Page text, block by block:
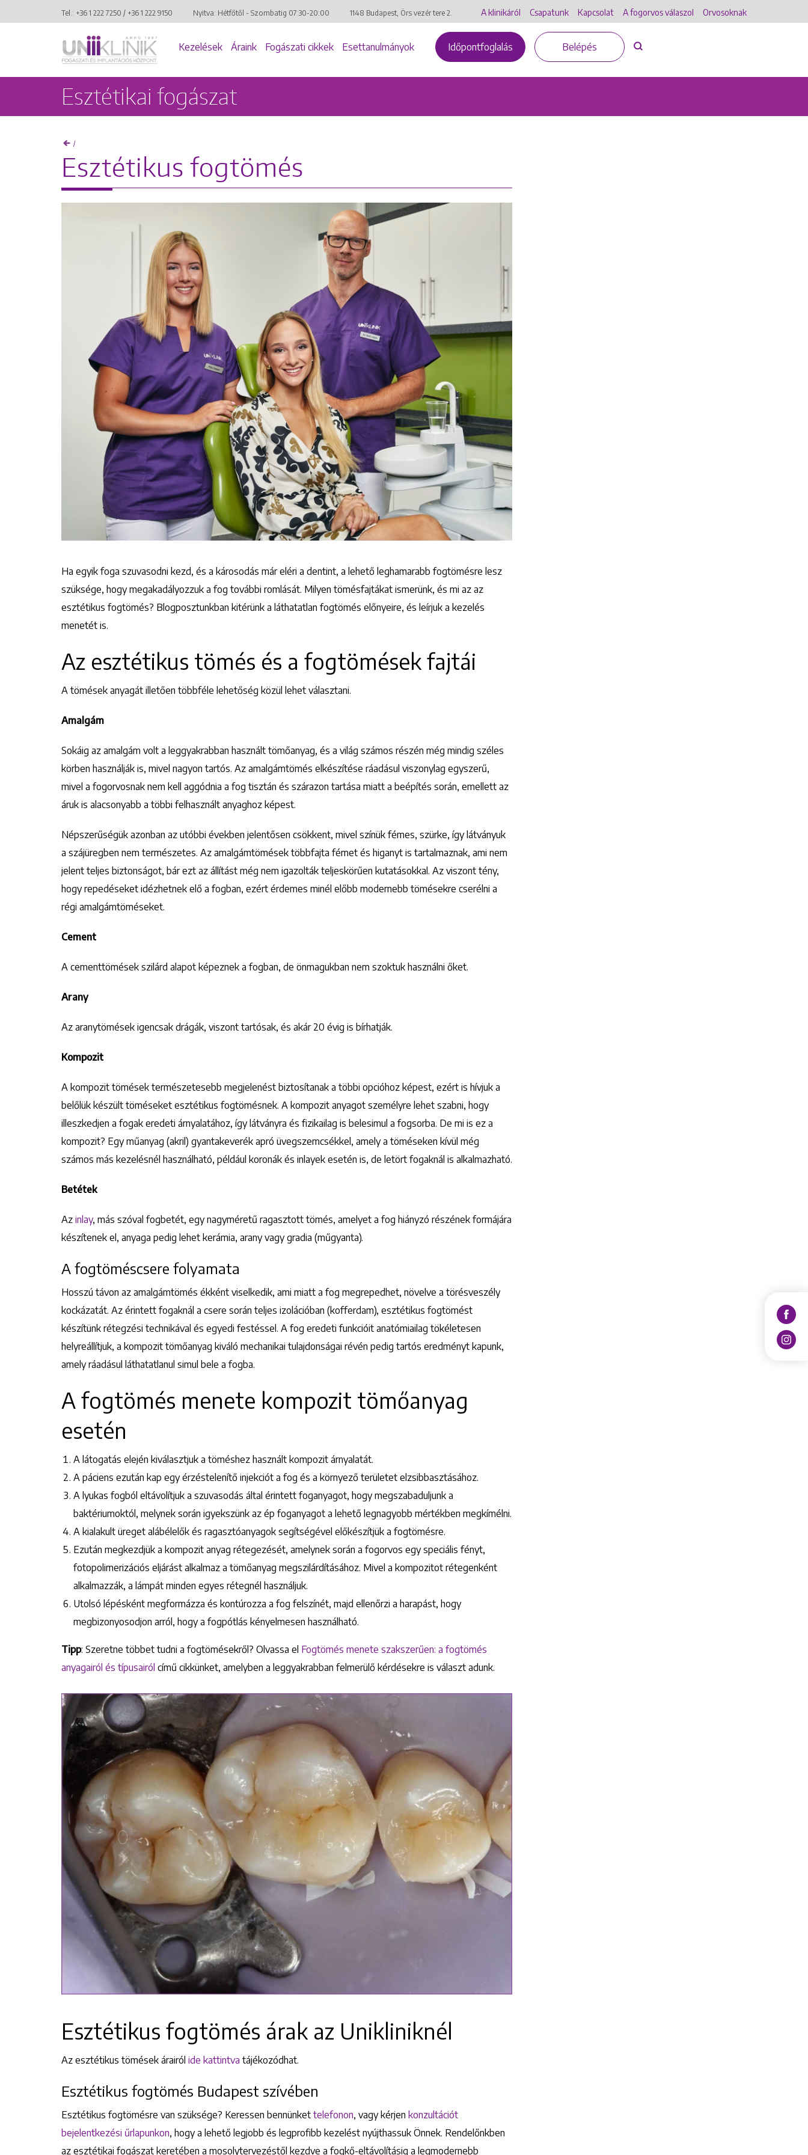
Tel.: +36 1 222 7250 / +36 1 222 9150 Nyitva: Hétfőtől - Szombatig 07:30-20:00 1148 Budapest, Örs vezér tere 2. A klinikáról Csapatunk Kapcsolat A fogorvos válaszol Orvosoknak
Kezelések Áraink Fogászati cikkek Esettanulmányok Időpontfoglalás Belépés
Esztétikai fogászat
/
Esztétikus fogtömés
Ha egyik foga szuvasodni kezd, és a károsodás már eléri a dentint, a lehető leghamarabb fogtömésre lesz
szüksége, hogy megakadályozzuk a fog további romlását. Milyen tömésfajtákat ismerünk, és mi az az
esztétikus fogtömés? Blogposztunkban kitérünk a láthatatlan fogtömés előnyeire, és leírjuk a kezelés
menetét is.
Az esztétikus tömés és a fogtömések fajtái
A tömések anyagát illetően többféle lehetőség közül lehet választani.
Amalgám
Sokáig az amalgám volt a leggyakrabban használt tömőanyag, és a világ számos részén még mindig széles
körben használják is, mivel nagyon tartós. Az amalgámtömés elkészítése ráadásul viszonylag egyszerű,
mivel a fogorvosnak nem kell aggódnia a fog tisztán és szárazon tartása miatt a beépítés során, emellett az
áruk is alacsonyabb a többi felhasznált anyaghoz képest.
Népszerűségük azonban az utóbbi években jelentősen csökkent, mivel színük fémes, szürke, így látványuk
a szájüregben nem természetes. Az amalgámtömések többfajta fémet és higanyt is tartalmaznak, ami nem
jelent teljes biztonságot, bár ezt az állítást még nem igazolták teljeskörűen kutatásokkal. Az viszont tény,
hogy repedéseket idézhetnek elő a fogban, ezért érdemes minél előbb modernebb tömésekre cserélni a
régi amalgámtöméseket.
Cement
A cementtömések szilárd alapot képeznek a fogban, de önmagukban nem szoktuk használni őket.
Arany
Az aranytömések igencsak drágák, viszont tartósak, és akár 20 évig is bírhatják.
Kompozit
A kompozit tömések természetesebb megjelenést biztosítanak a többi opcióhoz képest, ezért is hívjuk a
belőlük készült töméseket esztétikus fogtömésnek. A kompozit anyagot személyre lehet szabni, hogy
illeszkedjen a fogak eredeti árnyalatához, így látványra és fizikailag is belesimul a fogsorba. De mi is ez a
kompozit? Egy műanyag (akril) gyantakeverék apró üvegszemcsékkel, amely a töméseken kívül még
számos más kezelésnél használható, például koronák és inlayek esetén is, de letört fogaknál is alkalmazható.
Betétek
Az inlay, más szóval fogbetét, egy nagyméretű ragasztott tömés, amelyet a fog hiányzó részének formájára
készítenek el, anyaga pedig lehet kerámia, arany vagy gradia (műgyanta).
A fogtöméscsere folyamata
Hosszú távon az amalgámtömés ékként viselkedik, ami miatt a fog megrepedhet, növelve a törésveszély
kockázatát. Az érintett fogaknál a csere során teljes izolációban (kofferdam), esztétikus fogtömést
készítünk rétegzési technikával és egyedi festéssel. A fog eredeti funkcióit anatómiailag tökéletesen
helyreállítjuk, a kompozit tömőanyag kiváló mechanikai tulajdonságai révén pedig tartós eredményt kapunk,
amely ráadásul láthatatlanul simul bele a fogba.
A fogtömés menete kompozit tömőanyag
esetén
A látogatás elején kiválasztjuk a töméshez használt kompozit árnyalatát.
A páciens ezután kap egy érzéstelenítő injekciót a fog és a környező területet elzsibbasztásához.
A lyukas fogból eltávolítjuk a szuvasodás által érintett foganyagot, hogy megszabaduljunk a
baktériumoktól, melynek során igyekszünk az ép foganyagot a lehető legnagyobb mértékben megkímélni.
A kialakult üreget alábélelők és ragasztóanyagok segítségével előkészítjük a fogtömésre.
Ezután megkezdjük a kompozit anyag rétegezését, amelynek során a fogorvos egy speciális fényt,
fotopolimerizációs eljárást alkalmaz a tömőanyag megszilárdításához. Mivel a kompozitot rétegenként
alkalmazzák, a lámpát minden egyes rétegnél használjuk.
Utolsó lépésként megformázza és kontúrozza a fog felszínét, majd ellenőrzi a harapást, hogy
megbizonyosodjon arról, hogy a fogpótlás kényelmesen használható.
Tipp: Szeretne többet tudni a fogtömésekről? Olvassa el Fogtömés menete szakszerűen: a fogtömés
anyagairól és típusairól című cikkünket, amelyben a leggyakrabban felmerülő kérdésekre is választ adunk.
Esztétikus fogtömés árak az Unikliniknél
Az esztétikus tömések árairól ide kattintva tájékozódhat.
Esztétikus fogtömés Budapest szívében
Esztétikus fogtömésre van szüksége? Keressen bennünket telefonon, vagy kérjen konzultációt
bejelentkezési űrlapunkon, hogy a lehető legjobb és legprofibb kezelést nyújthassuk Önnek. Rendelőnkben
az esztétikai fogászat keretében a mosolytervezéstől kezdve a fogkő-eltávolításig a legmodernebb